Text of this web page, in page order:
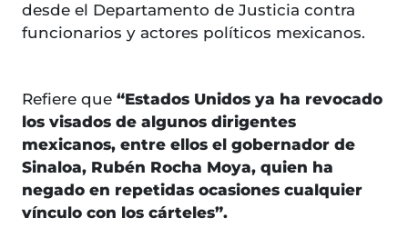
desde el Departamento de Justicia contra
funcionarios y actores políticos mexicanos.
Refiere que “Estados Unidos ya ha revocado
los visados de algunos dirigentes
mexicanos, entre ellos el gobernador de
Sinaloa, Rubén Rocha Moya, quien ha
negado en repetidas ocasiones cualquier
vínculo con los cárteles”.